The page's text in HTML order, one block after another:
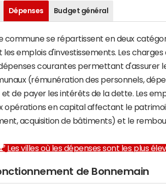
Dépenses Budget général
commune se répartissent en deux
emplois d'investissements. Les
courantes permettant d'assurer
(rémunération des personnels,
de payer les intérêts de la dette. Les
opérations en capital affectant le
acquisition de bâtiments) et le
Les villes où les dépenses sont les plus
de Bonnemain